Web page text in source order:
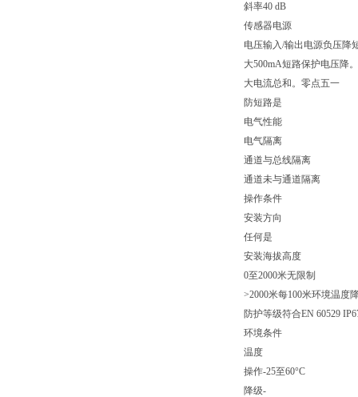
斜率40 dB
传感器电源
电压输入/输出电源负压降
大500mA短路保护电压降
大电流总和。零点五一
防短路是
电气性能
电气隔离
通道与总线隔离
通道未与通道隔离
操作条件
安装方向
任何是
安装海拔高度
0至2000米无限制
>2000米每100米环境温度
防护等级符合EN 60529
环境条件
温度
操作-25至60°C
降级-